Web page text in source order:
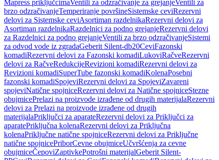
Mapress priključcimaVentili za odzračivanje za grejanjeVentili za
brzo odzračivanjeTemperiranje površineSistemske ceviRezervni
delovi za Sistemske ceviAsortiman razdelnikaRezervni delovi za
Asortiman razdelnikaRazdelnici za podno grejanjeRezervni delovi
za Razdelnici za podno grejanjeVentili za brzo odzračivanjeSistemi
za odvod vode iz zgradaGeberit Silent-db20CeviFazonski
komadiRezervni delovi za Fazonski komadiLukoviRačveRezervni
delovi za RačveRedukcijeRevizioni komadiRezervni delovi za
Revizioni komadiSuperTube fazonski komadiKolenaPosebni
fazonski komadiSpojeviRezervni delovi za SpojeviZavareni
spojeviNatične spojniceRezervni delovi za Natične spojniceStezne
obujmicePrelazi na proizvode izrađene od drugih materijalaRezervni
delovi za Prelazi na proizvode izrađene od drugih
materijalaPriključci za aparateRezervni delovi za Priključci za
aparatePriključna kolenaRezervni delovi za Priključna
kolenaPriključne natične spojniceRezervni delovi za Priključne
natične spojnicePriborCevne obujmiceUčvršćenja za cevne
obujmiceČepoviZaptivkePotrošni materijalGeberit Silent-